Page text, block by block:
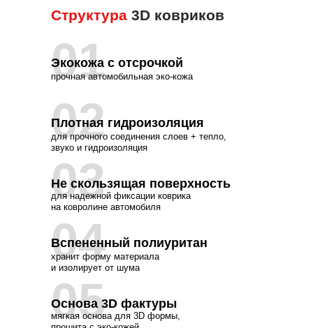
У нас
Самые точные лекала - это то что
01
02
03
04
05
Экокожа с отсрочкой
Плотная гидроизоляция
Не скользящая поверхность
Вспененный полиуритан
Основа 3D фактуры
прочная автомобильная эко-кожа
для прочного соединения слоев + тепло,
звуко и гидроизоляция
для надежной фиксации коврика
на ковролине автомобиля
хранит форму материала
и изолирует от шума
мягкая основа для 3D формы,
Структура 3D ковриков
Оставьте свой номер телефона и мы
свяжемся с вами в ближайшее
время, чтобы обсудить детали!
С заботой о каждом
автомобиле. Окружите
себя комфортом и
уютом вместе с нами!